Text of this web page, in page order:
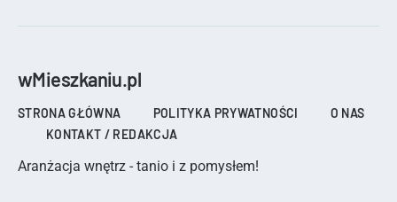
wMieszkaniu.pl
STRONA GŁÓWNA POLITYKA PRYWATNOŚCI
O NAS
KONTAKT / REDAKCJA
Aranżacja wnętrz - tanio i z pomysłem!